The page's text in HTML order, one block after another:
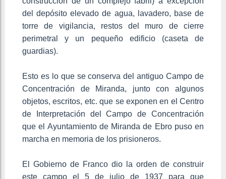
del depósito elevado de agua, lavadero, base de
torre de vigilancia, restos del muro de cierre
perimetral y un pequeño edificio (caseta de
guardias).
Esto es lo que se conserva del antiguo Campo de
Concentración de Miranda, junto con algunos
objetos, escritos, etc. que se exponen en el Centro
de Interpretación del Campo de Concentración
que el Ayuntamiento de Miranda de Ebro puso en
marcha en memoria de los prisioneros.
El Gobierno de Franco dio la orden de construir
este campo el 5 de julio de 1937 para que